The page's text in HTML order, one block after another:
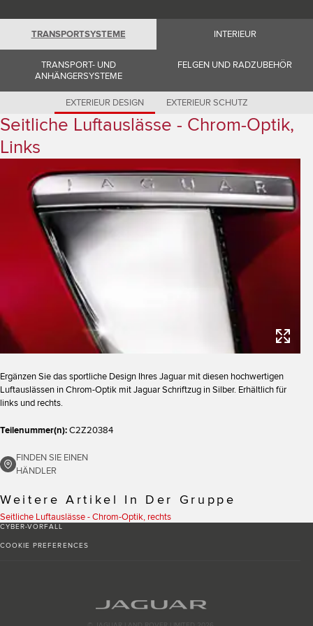
South Africa (English)
Spain (Spanish)
Switzerland (German)
Switzerland (French)
Switzerland (Italian)
United Kingdom (English)
TRANSPORTSYSTEME INTERIEUR
TRANSPORT- UND
ANHÄNGERSYSTEME
FELGEN UND RADZUBEHÖR
EXTERIEUR DESIGN EXTERIEUR SCHUTZ
Seitliche Luftauslässe - Chrom-Optik,
Links
Ergänzen Sie das sportliche Design Ihres Jaguar mit diesen hochwertigen
Luftauslässen in Chrom-Optik mit Jaguar Schriftzug in Silber. Erhältlich für
links und rechts.
Teilenummer(n):C2Z20384
FINDEN SIE EINEN
HÄNDLER
Weitere Artikel In Der Gruppe
Seitliche Luftauslässe - Chrom-Optik, rechts
CYBER-VORFALL
COOKIE PREFERENCES